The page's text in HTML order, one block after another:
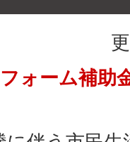
ォーム補助